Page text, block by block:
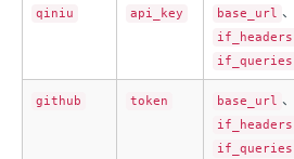
qiniu api_key base_url 、
if_headers
if_queries
github token base_url 、
if_headers
if_queries